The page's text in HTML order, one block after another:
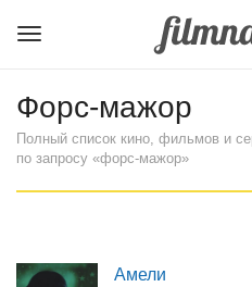
Форс-мажор
Полный список кино, фильмов и
по запросу «форс-мажор»
Амели